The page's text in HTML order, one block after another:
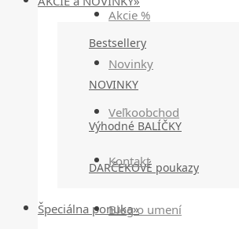
Akcie %
Novinky
Veľkoobchod
Kontakt
Blog o umení
Bestsellery
NOVINKY
Výhodné BALÍČKY
DARČEKOVÉ poukazy
Špeciálna ponuka»